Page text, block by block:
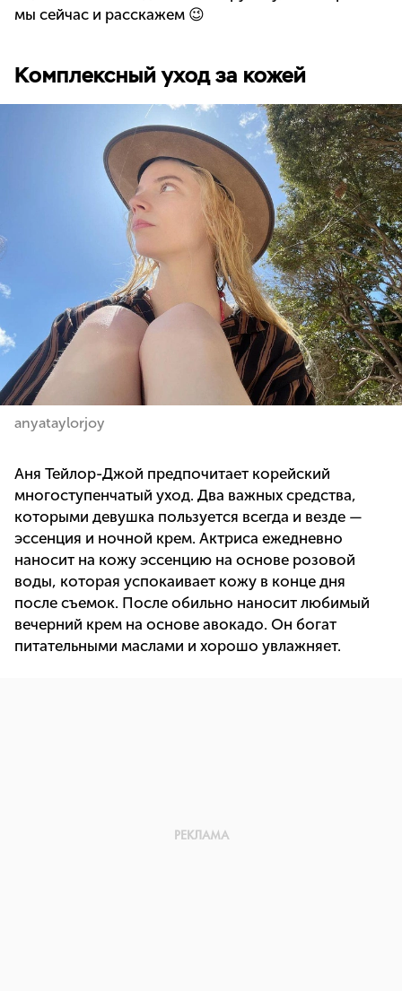
мы сейчас и расскажем 😉
Комплексный уход за кожей
anyataylorjoy
Аня Тейлор-Джой предпочитает корейский
многоступенчатый уход. Два важных средства,
которыми девушка пользуется всегда и везде —
эссенция и ночной крем. Актриса ежедневно
наносит на кожу эссенцию на основе розовой
воды, которая успокаивает кожу в конце дня
после съемок. После обильно наносит любимый
вечерний крем на основе авокадо. Он богат
питательными маслами и хорошо увлажняет.